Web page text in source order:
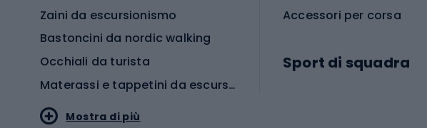
Zaini da escursionismo
Bastoncini da nordic walking
Occhiali da turista
Materassi e tappetini da escursionismo
Accessori per corsa
Sport di squadra
Mostra di più